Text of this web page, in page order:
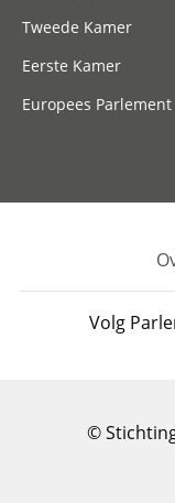
Tweede Kamer
Eerste Kamer
Europees Parlement
Volg
©